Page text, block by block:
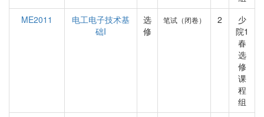
ME2011
电工电子技术基
础I
选
修
笔试（闭卷） 2
少
院1
春
选
修
课
程
组